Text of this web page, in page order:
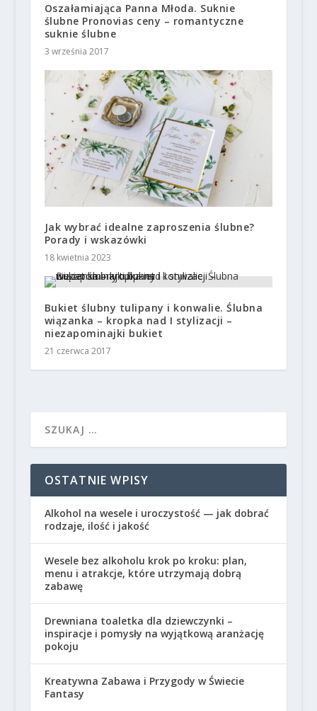
Oszałamiająca Panna Młoda. Suknie
ślubne Pronovias ceny – romantyczne
suknie ślubne
3 września 2017
Jak wybrać idealne zaproszenia ślubne?
Porady i wskazówki
18 kwietnia 2023
Bukiet ślubny tulipany i konwalie. Ślubna
wiązanka – kropka nad I stylizacji –
niezapominajki bukiet
21 czerwca 2017
OSTATNIE WPISY
Alkohol na wesele i uroczystość — jak dobrać
rodzaje, ilość i jakość
Wesele bez alkoholu krok po kroku: plan,
menu i atrakcje, które utrzymają dobrą
zabawę
Drewniana toaletka dla dziewczynki –
inspiracje i pomysły na wyjątkową aranżację
pokoju
Kreatywna Zabawa i Przygody w Świecie
Fantasy